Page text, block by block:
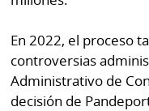
En 2022, el proceso
controversias
Administrativo de
decisión de